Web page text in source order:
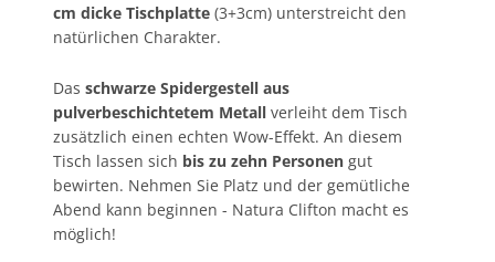
cm dicke Tischplatte (3+3cm) unterstreicht den
natürlichen Charakter.
Das schwarze Spidergestell aus
pulverbeschichtetem Metall verleiht dem Tisch
zusätzlich einen echten Wow-Effekt. An diesem
Tisch lassen sich bis zu zehn Personen gut
bewirten. Nehmen Sie Platz und der gemütliche
Abend kann beginnen - Natura Clifton macht es
möglich!